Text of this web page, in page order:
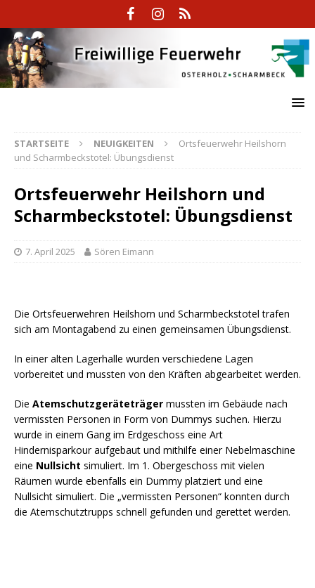
STARTSEITE NEUIGKEITEN
Ortsfeuerwehr Heilshorn
und Scharmbeckstotel: Übungsdienst
Ortsfeuerwehr Heilshorn und
Scharmbeckstotel: Übungsdienst
7. April 2025 Sören Eimann
Die Ortsfeuerwehren Heilshorn und Scharmbeckstotel trafen
sich am Montagabend zu einen gemeinsamen Übungsdienst.
In einer alten Lagerhalle wurden verschiedene Lagen
vorbereitet und mussten von den Kräften abgearbeitet werden.
Die Atemschutzgeräteträger mussten im Gebäude nach
vermissten Personen in Form von Dummys suchen. Hierzu
wurde in einem Gang im Erdgeschoss eine Art
Hindernisparkour aufgebaut und mithilfe einer Nebelmaschine
eine Nullsicht simuliert. Im 1. Obergeschoss mit vielen
Räumen wurde ebenfalls ein Dummy platziert und eine
Nullsicht simuliert. Die „vermissten Personen“ konnten durch
die Atemschutztrupps schnell gefunden und gerettet werden.